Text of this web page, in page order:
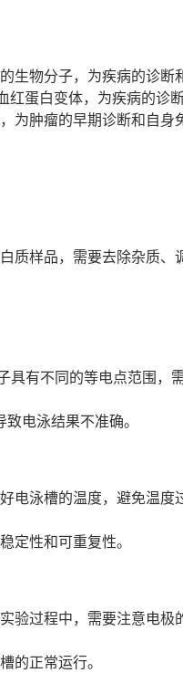
生物分子，为疾病的诊断
蛋白变体，为疾病的诊断
为肿瘤的早期诊断和自身
质样品，需要去除杂质、
有不同的等电点范围，
电泳结果不准确。
电泳槽的温度，避免温度
定性和可重复性。
验过程中，需要注意电极
的正常运行。